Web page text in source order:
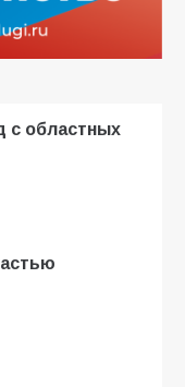
с областных